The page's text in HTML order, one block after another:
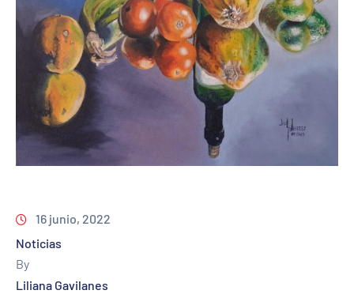
16 junio, 2022
Noticias
By
Liliana Gavilanes